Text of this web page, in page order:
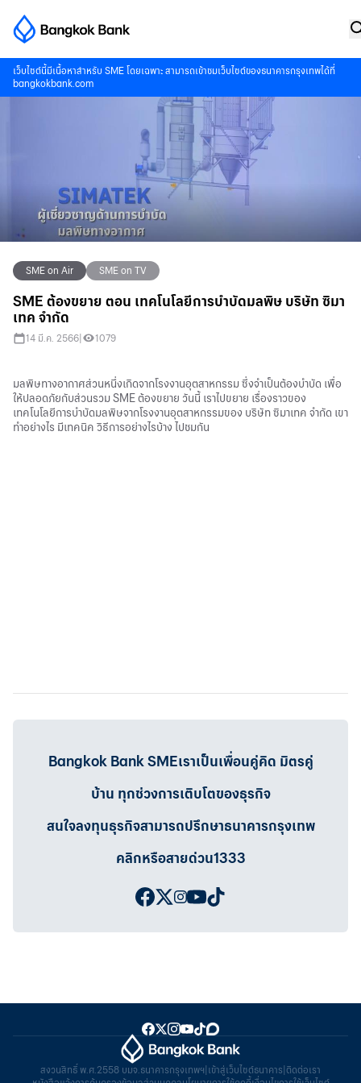
เว็บไซต์นี้มีเนื้อหาสำหรับ SME โดยเฉพาะ สามารถเข้าชมเว็บไซต์ของธนาคารกรุงเทพได้ที่
bangkokbank.com
SME on Air SME on TV
SME ต้องขยาย ตอน เทคโนโลยีการบำบัดมลพิษ บริษัท ซิมา
เทค จำกัด
14 มี.ค. 2566| 1079
มลพิษทางอากาศส่วนหนึ่งเกิดจากโรงงานอุตสาหกรรม ซึ่งจำเป็นต้องบำบัด เพื่อ
ให้ปลอดภัยกับส่วนรวม SME ต้องขยาย วันนี้ เราไปขยาย เรื่องราวของ
เทคโนโลยีการบำบัดมลพิษจากโรงงานอุตสาหกรรมของ บริษัท ซิมาเทค จำกัด เขา
ทำอย่างไร มีเทคนิค วิธีการอย่างไรบ้าง ไปชมกัน
Bangkok Bank SMEเราเป็นเพื่อนคู่คิด มิตรคู่
บ้าน ทุกช่วงการเติบโตของธุรกิจ
สนใจลงทุนธุรกิจสามารถปรึกษาธนาคารกรุงเทพ
คลิกหรือสายด่วน1333
สงวนสิทธิ์ พ.ศ.2558 บมจ.ธนาคารกรุงเทพฯ เข้าสู่เว็บไซต์ธนาคาร ติดต่อเรา